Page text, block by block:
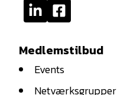
Medlemstilbud
Events
Netværksgrupper